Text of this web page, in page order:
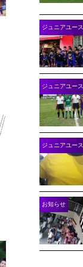
ジュニアユース
ジュニアユース
ジュニアユース
お知らせ